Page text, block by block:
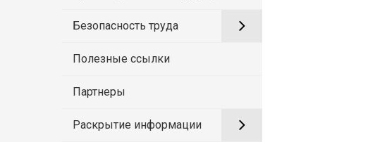
Безопасность труда
Полезные ссылки
Партнеры
Раскрытие информации